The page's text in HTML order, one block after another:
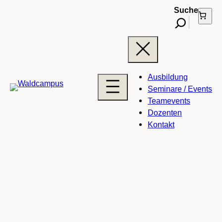
Suche
Ausbildung
Seminare / Events
Teamevents
Dozenten
Kontakt